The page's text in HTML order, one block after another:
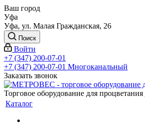
Ваш город
Уфа
Уфа, ул. Малая Гражданская, 26
Поиск
Войти
+7 (347) 200-07-01
+7 (347) 200-07-01 Многоканальный
Заказать звонок
Торговое оборудование для
Каталог